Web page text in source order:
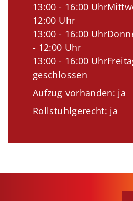
13:00 - 16:00
12:00 Uhr
13:00 - 16:00
- 12:00 Uhr
13:00 - 16:00
geschlossen
Aufzug vorhanden: ja
Rollstuhlgerecht: ja